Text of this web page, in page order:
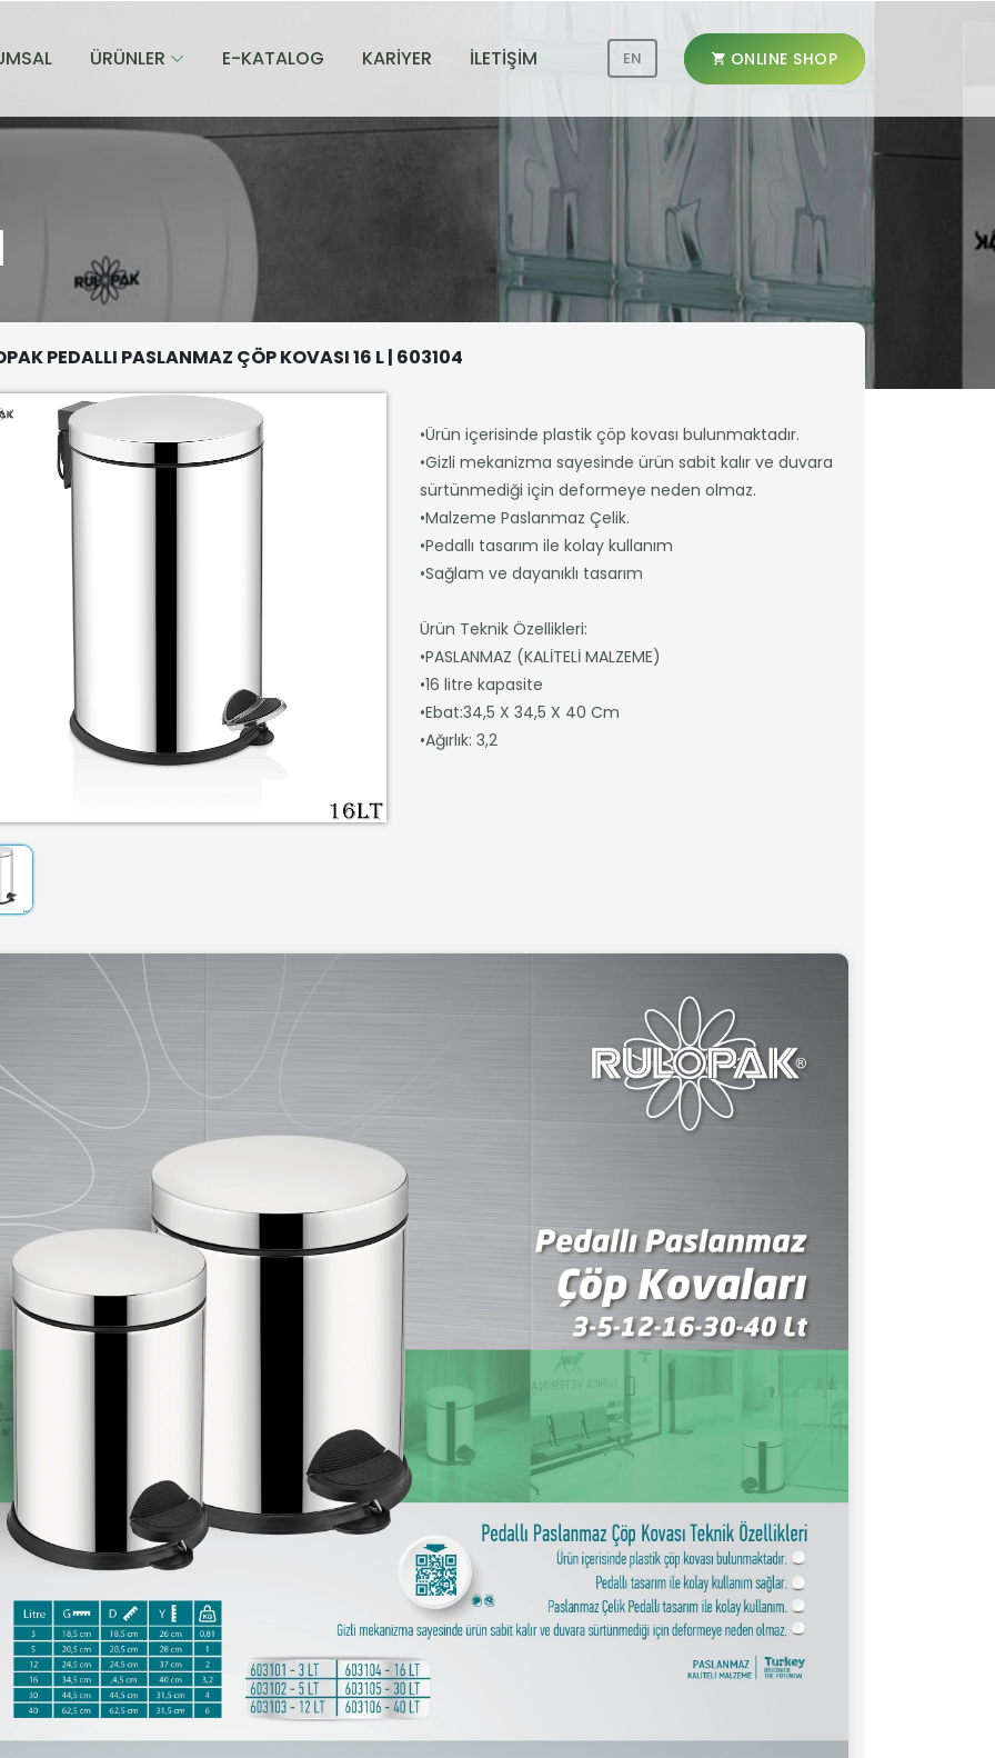
ÜRÜNLER E-KATALOG KARİYER İLETİŞİM EN ONLINE SHOP
PEDALLI PASLANMAZ ÇÖP KOVASI 16 L | 603104
•Ürün içerisinde plastik çöp kovası bulunmaktadır.
•Gizli mekanizma sayesinde ürün sabit kalır ve duvara
sürtünmediği için deformeye neden olmaz.
•Malzeme Paslanmaz Çelik.
•Pedallı tasarım ile kolay kullanım
•Sağlam ve dayanıklı tasarım
Ürün Teknik Özellikleri:
•PASLANMAZ (KALİTELİ MALZEME)
•16 litre kapasite
•Ebat:34,5 X 34,5 X 40 Cm
•Ağırlık: 3,2